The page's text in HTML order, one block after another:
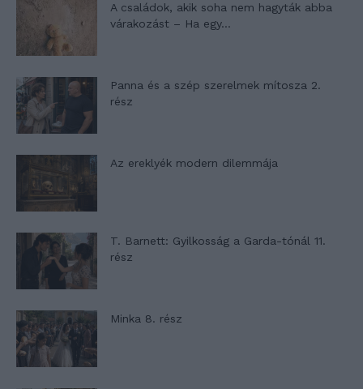
A családok, akik soha nem hagyták abba
várakozást – Ha egy...
Panna és a szép szerelmek mítosza 2.
rész
Az ereklyék modern dilemmája
T. Barnett: Gyilkosság a Garda-tónál 11.
rész
Minka 8. rész